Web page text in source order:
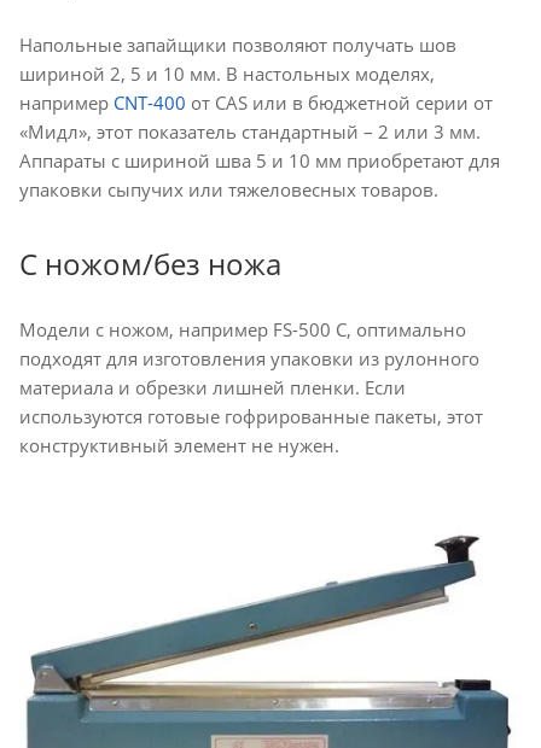
Напольные запайщики позволяют получать шов
шириной 2, 5 и 10 мм. В настольных моделях,
например CNT-400 от CAS или в бюджетной серии от
«Мидл», этот показатель стандартный – 2 или 3 мм.
Аппараты с шириной шва 5 и 10 мм приобретают для
упаковки сыпучих или тяжеловесных товаров.
С ножом/без ножа
Модели с ножом, например FS-500 С, оптимально
подходят для изготовления упаковки из рулонного
материала и обрезки лишней пленки. Если
используются готовые гофрированные пакеты, этот
конструктивный элемент не нужен.